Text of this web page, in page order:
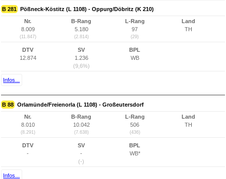
B 281 Pößneck-Köstitz (L 1108) - Oppurg/Döbritz (K 210)
Nr.
8.009
(11.847)
B-Rang
5.180
(2.814)
L-Rang
97
(29)
Land
TH
DTV
12.874
SV
1.236
(9,6%)
BPL
WB
Infos...
B 88 Orlamünde/Freienorla (L 1108) - Großeutersdorf
Nr.
8.010
(8.291)
B-Rang
10.042
(7.638)
L-Rang
506
(436)
Land
TH
DTV
-
SV
-
(-)
BPL
WB*
Infos...